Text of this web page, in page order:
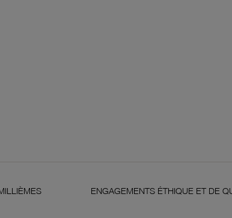
ENGAGEMENTS ÉTHIQUE ET DE QUALITÉ